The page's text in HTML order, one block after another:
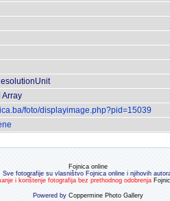
Array
foto/displayimage.php?pid=15039
Fojnica online
Sve fotografije su vlasništvo Fojnica online i njihovih
i korištenje fotografija bez prethodnog odobrenja
Powered by Coppermine Photo Gallery